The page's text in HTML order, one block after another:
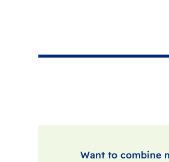
Want to combine